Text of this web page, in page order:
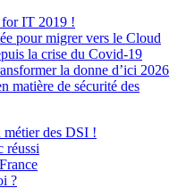
for IT 2019 !
pour migrer vers le Cloud
la crise du Covid-19
la donne d’ici 2026
matière de sécurité des
des DSI !
réussi
?